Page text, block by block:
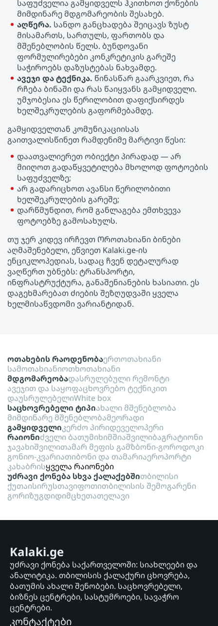
საფუძველია გამყიდველს ჰკითხოთ ქონების
მიმდინარე მდგომარეობის შესახებ.
აღწერა. სანდო განცხადება შეიცავს ზუსტ
მისამართს, სართულს, ფართობს და
მშენებლობის წელს. ბუნდოვანი
ფორმულირებები კონკრეტიკის გარეშე
საჭიროებს დაზუსტებას ნახვამდე.
ავეჯი და ტექნიკა. წინასწარ გაარკვიეთ, რა
რჩება ბინაში და რას წაიყვანს გამყიდველი.
უმჯობესია ეს წერილობით დაფიქსირდეს
ხელშეკრულების გაფორმებამდე.
გამყიდველთან კომუნიკაციისას
გაითვალისწინეთ რამდენიმე მარტივი წესი:
დაათვალიერეთ ობიექტი პირადად — არ
მიიღოთ გადაწყვეტილება მხოლოდ ფოტოების
საფუძველზე;
არ გადარიცხოთ ავანსი წერილობითი
ხელშეკრულების გარეშე;
დარწმუნდით, რომ განლაგება ემთხვევა
ფოტოებზე გამოსახულს.
თუ ჯერ კიდევ ირჩევთ Ოროთახიანი ბინები
აღმაშენებელი, ეწვიეთ Kalaki.ge-ის
ენციკლოპედიას, სადაც ჩვენ დეტალურად
ვაღწერთ უბნებს: ტრანსპორტი,
ინფრასტრუქტურა, განაშენიანების ხასიათი. ეს
დაგეხმარებათ ძიების შეზღუდვაში ყველა
ხელმისაწვდომი ვარიანტიდან.
ოთახების რაოდენობაერთოთახიანი
სამოთახიანიოთხოთახიანი
მდგომარეობადასრულებული რემონტი
ავეჯით და საყოფაცხოვრებო ტექნიკით
დაუსრულებელიWhite box
საცხოვრებელი ტიპიახალი მშენებლობა
მიმდინარე მშენებლობამეორადი
გამყიდველიკერძო პირიდეველოპერი
რაიონიძველი ბათუმიხიმშიაშვილიბაგრატიონი
ჯავახიშვილითამარ მეფის გამზბონი-გოროდოკი
გონიო-კვარიათიბონი და თამარიაეროპორტი
კახაბრისყველა რაიონები
უძრავი ქონება სხვა ქალაქებშითბილისი
ქუთაისირუსთავიფოთითბილისის შემოგარენი
გორიზუგდიდიმცხეთათელავი
Kalaki.ge
უძრავი ქონება საქართველოში: სიახლეები და
ანალიტიკა. თბილისის ქალაქური ცხოვრება,
ბათუმის ახალი შენობები. საცხოვრებელი,
ბიზნეს ცენტრები, სასტუმროები, სავაჭრო
ცენტრები.
კონტაქტები